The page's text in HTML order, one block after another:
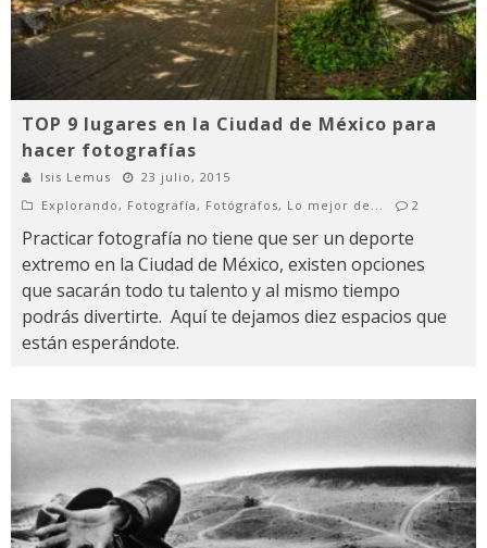
TOP 9 lugares en la Ciudad de México para
hacer fotografías
Isis Lemus
23 julio, 2015
Explorando , Fotografía , Fotógrafos, Lo mejor de... 2
Practicar fotografía no tiene que ser un deporte
extremo en la Ciudad de México, existen opciones
que sacarán todo tu talento y al mismo tiempo
podrás divertirte. Aquí te dejamos diez espacios que
están esperándote.